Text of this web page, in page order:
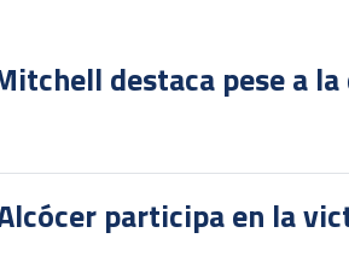
destaca pese a
participa en la